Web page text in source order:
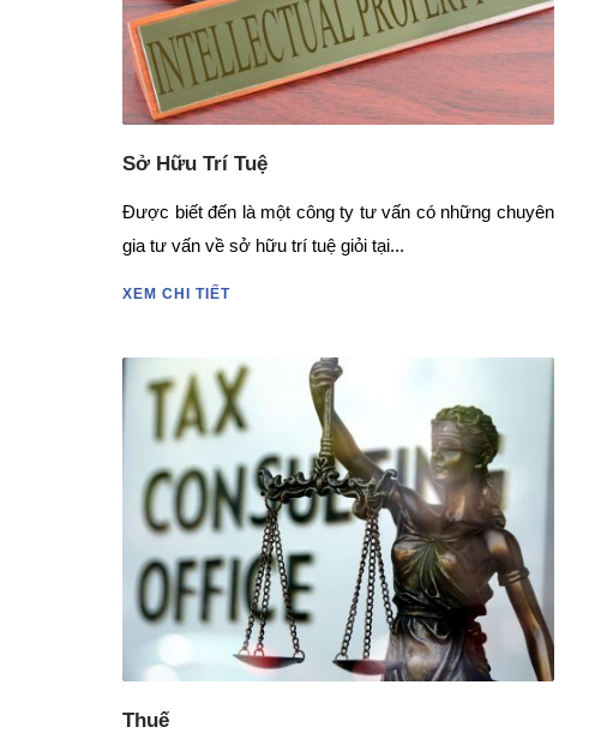
Sở Hữu Trí Tuệ
Được biết đến là một công ty tư vấn có những chuyên
gia tư vấn về sở hữu trí tuệ giỏi tại...
XEM CHI TIẾT
Thuế